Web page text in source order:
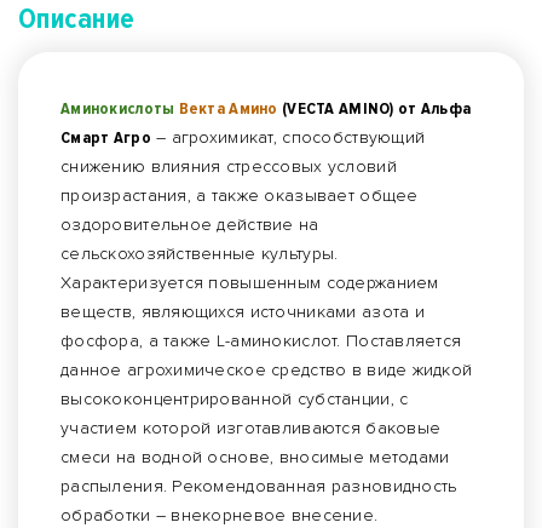
Описание
Аминокислоты Векта Амино (VECTA AMINO) от Альфа
Смарт Агро – агрохимикат, способствующий
снижению влияния стрессовых условий
произрастания, а также оказывает общее
оздоровительное действие на
сельскохозяйственные культуры.
Характеризуется повышенным содержанием
веществ, являющихся источниками азота и
фосфора, а также L-аминокислот. Поставляется
данное агрохимическое средство в виде жидкой
высококонцентрированной субстанции, с
участием которой изготавливаются баковые
смеси на водной основе, вносимые методами
распыления. Рекомендованная разновидность
обработки – внекорневое внесение.